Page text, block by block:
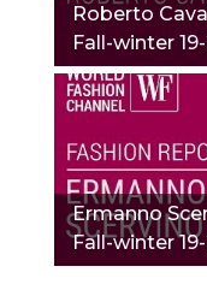
Roberto
Fall-winter
Ermanno
Fall-winter